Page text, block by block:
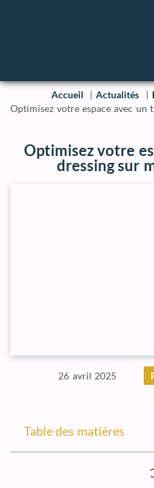
Accueil Actualités
Optimisez votre espace avec
Optimisez votre
dressing sur
26 avril 2025
Table des matières